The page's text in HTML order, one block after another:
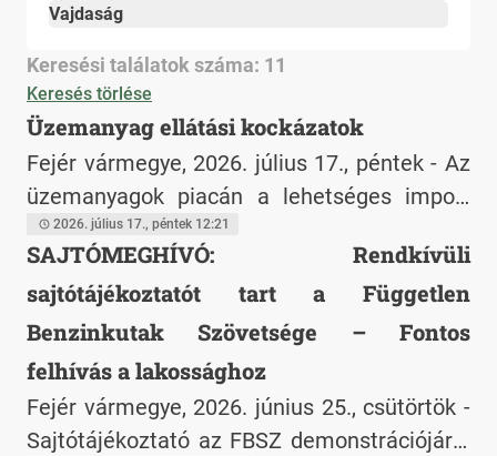
Vajdaság
Keresési találatok száma: 11
Keresés törlése
Üzemanyag ellátási kockázatok
Fejér vármegye, 2026. július 17., péntek - Az
üzemanyagok piacán a lehetséges import
források beszerzési ára meghaladta a
kiskereskedelmi árakat, ezzel az import
lehetősége bezárul. Az import létfontosságú
a hazai ellátás biztosítása szempontjából,
ezért kérjük a kormányt, haladéktalanul
teremtse meg a szektor szereplői
biztonságos működésének feltételeit.
2026. július 17., péntek 12:21
SAJTÓMEGHÍVÓ: Rendkívüli
sajtótájékoztatót tart a Független
Benzinkutak Szövetsége – Fontos
felhívás a lakossághoz
Fejér vármegye, 2026. június 25., csütörtök -
Sajtótájékoztató az FBSZ demonstrációjáról